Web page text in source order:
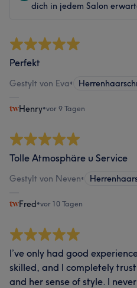
dich in jedem Salon
Perfekt
Gestylt von Eva•
Henry•vor 9 Tagen
Tolle Atmosphäre u Service
Gestylt von Neven•
Fred•vor 10 Tagen
I’ve only had good
skilled, and I completely
and her sense of style. I